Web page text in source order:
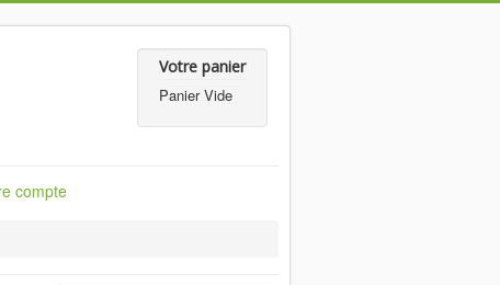
Votre panier
Panier Vide
compte